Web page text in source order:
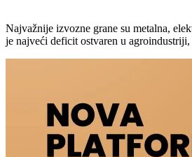
Najvažnije izvozne grane su metalna,
je najveći deficit ostvaren u